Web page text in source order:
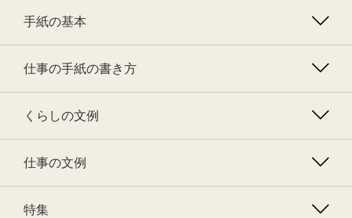
手紙の基本
仕事の手紙の書き方
くらしの文例
仕事の文例
特集